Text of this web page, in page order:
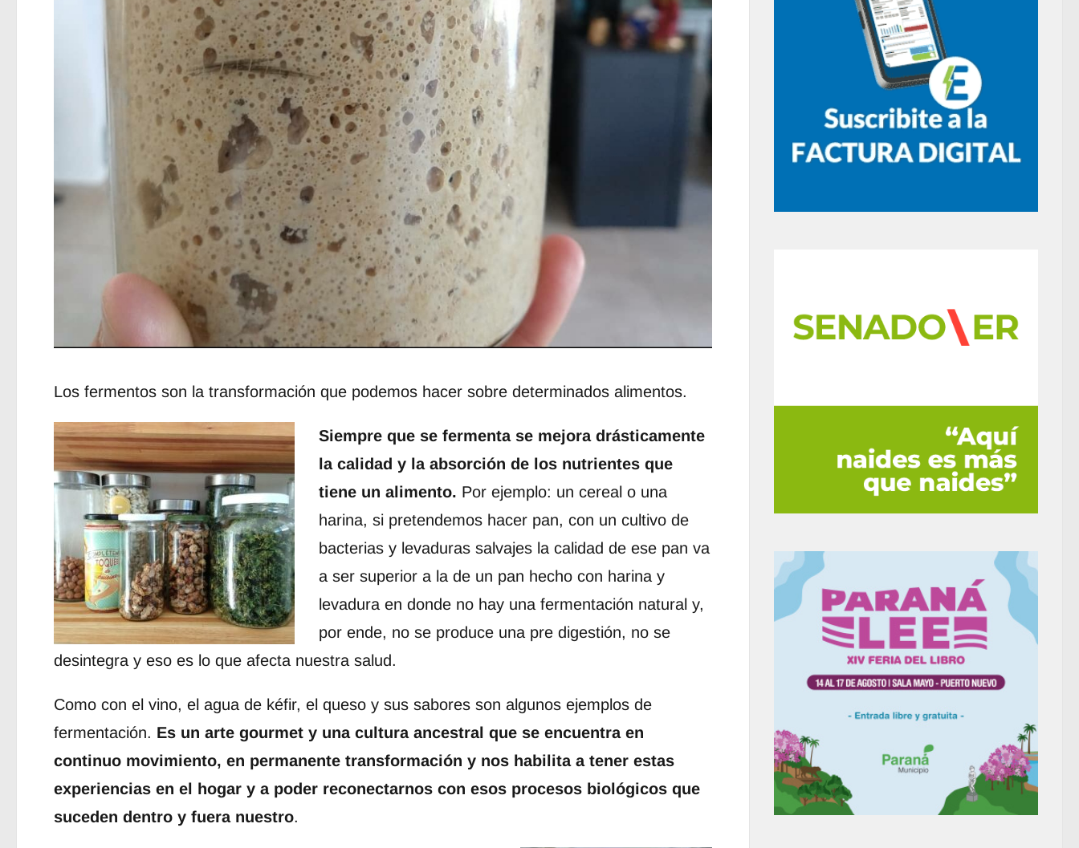
Los fermentos son la transformación que podemos hacer sobre determinados alimentos.
Siempre que se fermenta se mejora drásticamente
la calidad y la absorción de los nutrientes que
tiene un alimento. Por ejemplo: un cereal o una
harina, si pretendemos hacer pan, con un cultivo de
bacterias y levaduras salvajes la calidad de ese pan va
a ser superior a la de un pan hecho con harina y
levadura en donde no hay una fermentación natural y,
por ende, no se produce una pre digestión, no se
desintegra y eso es lo que afecta nuestra salud.
Como con el vino, el agua de kéfir, el queso y sus sabores son algunos ejemplos de
fermentación. Es un arte gourmet y una cultura ancestral que se encuentra en
continuo movimiento, en permanente transformación y nos habilita a tener estas
experiencias en el hogar y a poder reconectarnos con esos procesos biológicos que
suceden dentro y fuera nuestro.